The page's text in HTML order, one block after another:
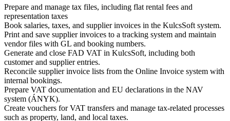
Prepare and manage tax files, including flat rental fees and
representation taxes
Book salaries, taxes, and supplier invoices in the KulcsSoft system.
Print and save supplier invoices to a tracking system and maintain
vendor files with GL and booking numbers.
Generate and close FAD VAT in KulcsSoft, including both
customer and supplier entries.
Reconcile supplier invoice lists from the Online Invoice system with
internal bookings.
Prepare VAT documentation and EU declarations in the NAV
system (ÁNYK).
Create vouchers for VAT transfers and manage tax-related processes
such as property, land, and local taxes.